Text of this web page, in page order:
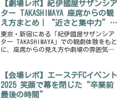
【劇場レポ】紀伊國屋サザンシア
ター TAKASHIMAYA 座席からの観
え方まとめ｜“近さと集中力”を
感じる劇場🎭
東京・新宿にある「紀伊國屋サザンシア
ター TAKASHIMAYA」での観劇体験をもと
に、座席からの見え方や劇場の雰囲気を
体験レポです。
【会場レポ】エーステFCイベント
2025 笑顔で幕を閉じた“卒業前
最後の時間”